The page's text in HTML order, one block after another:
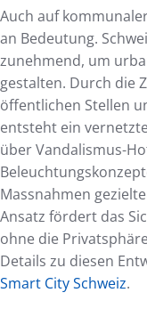
Auch auf
an Bedeutung.
zunehmend, um
gestalten. Durch die
öffentlichen Stellen
entsteht ein
über Vandalismus-
Massnahmen
Ansatz fördert das
ohne die
Details zu diesen
Smart City Schweiz.